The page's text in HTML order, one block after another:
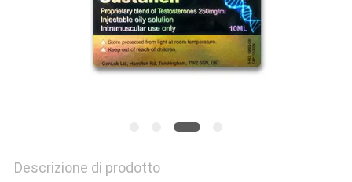
Descrizione di prodotto